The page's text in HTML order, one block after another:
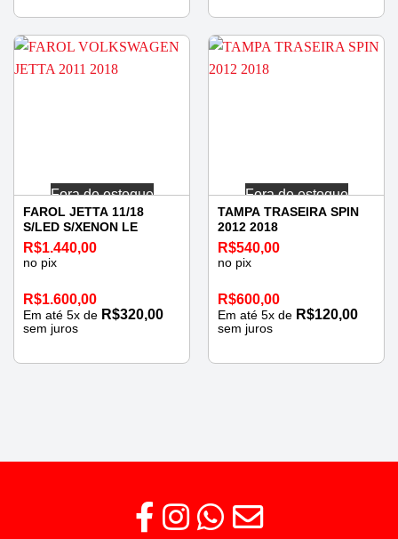
Fora de estoque
FAROL JETTA 11/18
S/LED S/XENON LE
R$1.440,00
no pix
R$1.600,00
Em até 5x de R$320,00
sem juros
Fora de estoque
TAMPA TRASEIRA SPIN
2012 2018
R$540,00
no pix
R$600,00
Em até 5x de R$120,00
sem juros